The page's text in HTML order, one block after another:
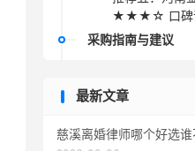
★★★☆ 口碑
采购指南与建议
最新文章
慈溪离婚律师哪个好选